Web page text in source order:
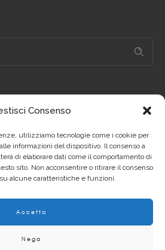
Consenso
utilizziamo tecnologie come i cookie per
informazioni del dispositivo. Il consenso a
di elaborare dati come il comportamento di
sito. Non acconsentire o ritirare il consenso
alcune caratteristiche e funzioni.
Accetta
Nega